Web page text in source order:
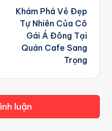
Khám Phá Vẻ Đẹp
Tự Nhiên Của Cô
Gái Á Đông Tại
Quán Cafe Sang
Trọng
luận